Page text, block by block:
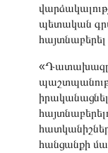
պետական
հանցանքի